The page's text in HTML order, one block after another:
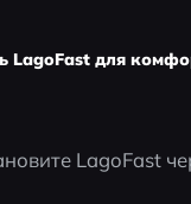
LagoFast для
LagoFast